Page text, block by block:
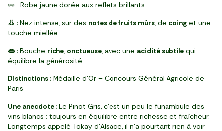
👀 : Robe jaune dorée aux reflets brillants
👃 : Nez intense, sur des notes de fruits mûrs, de coing et une
touche miellée
👄 : Bouche riche, onctueuse, avec une acidité subtile qui
équilibre la générosité
Distinctions : Médaille d’Or – Concours Général Agricole de
Paris
Une anecdote : Le Pinot Gris, c’est un peu le funambule des
vins blancs : toujours en équilibre entre richesse et fraîcheur.
Longtemps appelé Tokay d’Alsace, il n’a pourtant rien à voir